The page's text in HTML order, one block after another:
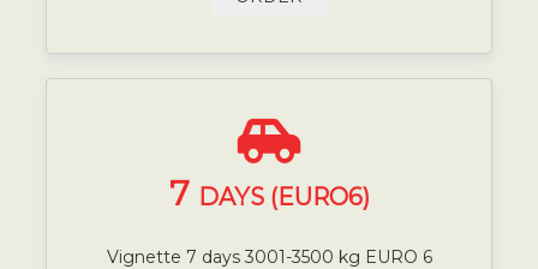
7 DAYS (EURO6)
Vignette 7 days 3001-3500 kg EURO 6